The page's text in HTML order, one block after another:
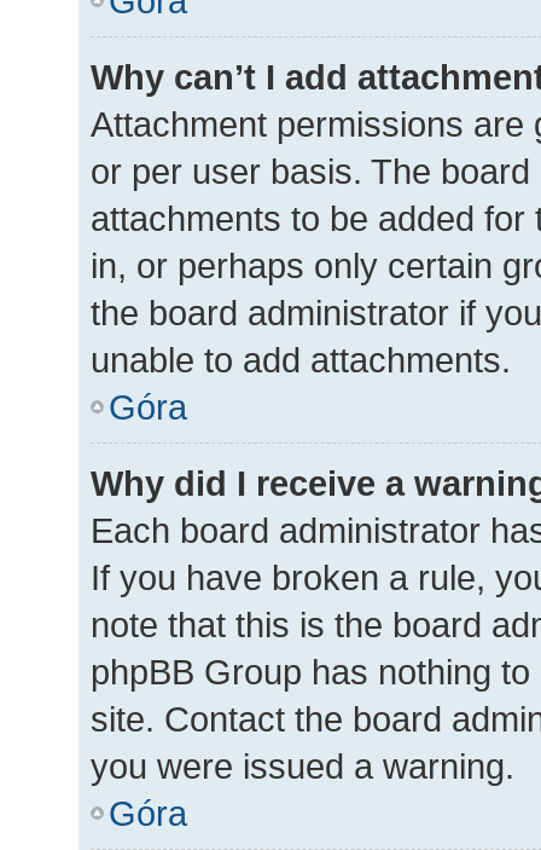
Why can’t I add
Attachment permissions
or per user basis. The
attachments to be added
in, or perhaps only certain
the board administrator if
unable to add attachments.
Góra
Why did I receive a
Each board administrator
If you have broken a rule,
note that this is the board
phpBB Group has nothing
site. Contact the board
you were issued a warning.
Góra